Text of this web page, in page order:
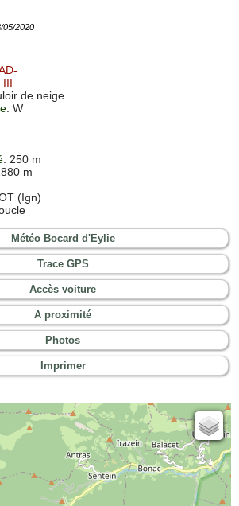
05/2020
III
de neige
: W
: 250 m
m
(Ign)
Météo Bocard d'Eylie
Trace GPS
Accès voiture
A proximité
Photos
Imprimer
Cartes IGN
Open Topo Map
Open Street Map
ESRI Word Imagery